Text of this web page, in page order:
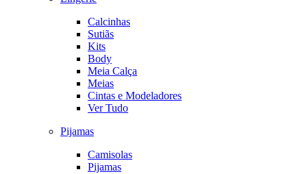
Calcinhas
Sutiãs
Kits
Body
Meia Calça
Meias
Cintas e Modeladores
Ver Tudo
Pijamas
Camisolas
Pijamas